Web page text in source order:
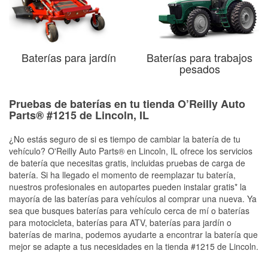
Baterías para jardín Baterías para trabajos
pesados
Pruebas de baterías en tu tienda O’Reilly Auto
Parts® #1215 de Lincoln, IL
¿No estás seguro de si es tiempo de cambiar la batería de tu
vehículo? O'Reilly Auto Parts® en Lincoln, IL ofrece los servicios
de batería que necesitas gratis, incluidas pruebas de carga de
batería. Si ha llegado el momento de reemplazar tu batería,
nuestros profesionales en autopartes pueden instalar gratis* la
mayoría de las baterías para vehículos al comprar una nueva. Ya
sea que busques baterías para vehículo cerca de mí o baterías
para motocicleta, baterías para ATV, baterías para jardín o
baterías de marina, podemos ayudarte a encontrar la batería que
mejor se adapte a tus necesidades en la tienda #1215 de Lincoln.